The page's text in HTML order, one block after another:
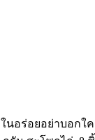
อร่อยอย่าบอกใ